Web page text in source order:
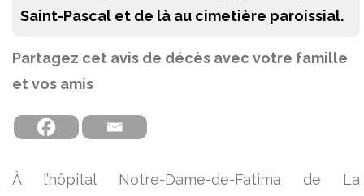
Saint-Pascal et de là au cimetière paroissial.
Partagez cet avis de décès avec votre famille
et vos amis
À l’hôpital Notre-Dame-de-Fatima de La